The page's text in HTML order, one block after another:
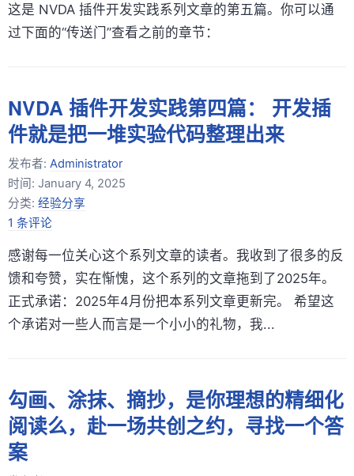
这是 NVDA 插件开发实践系列文章的第五篇。你可以通
过下面的“传送门”查看之前的章节：
NVDA 插件开发实践第四篇： 开发插
件就是把一堆实验代码整理出来
发布者: Administrator
时间: January 4, 2025
分类: 经验分享
1 条评论
感谢每一位关心这个系列文章的读者。我收到了很多的反
馈和夸赞，实在惭愧，这个系列的文章拖到了2025年。
正式承诺：2025年4月份把本系列文章更新完。 希望这
个承诺对一些人而言是一个小小的礼物，我...
勾画、涂抹、摘抄，是你理想的精细化
阅读么，赴一场共创之约，寻找一个答
案